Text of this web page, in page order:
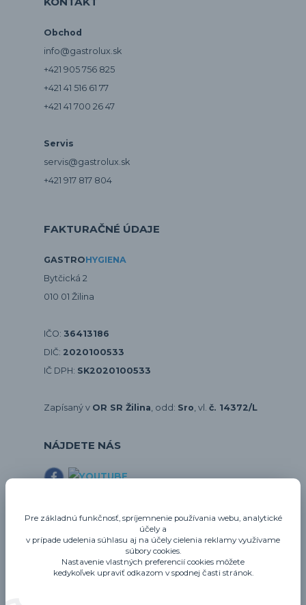
Obchod
info@gastrolux.sk
+421 905 756 825
+421 41 516 61 77
+421 41 700 26 47
Servis
servis@gastrolux.sk
+421 917 817 804
FAKTURAČNÉ ÚDAJE
GASTROHYGIENA
Bytčická 2
010 01 Žilina
IČO: 36413186
DIČ: 2020100533
IČ DPH: SK2020100533
Zapísaný v OR SR Žilina , odd: Sro , vl. č. 14372/L
NÁJDETE NÁS
E-shopy
gastrozariadenie.sk
gastrohygiena.sk
thermo-future-box.sk
Pre základnú funkčnosť, spríjemnenie používania webu, analytické
účely a
v prípade udelenia súhlasu aj na účely cielenia reklamy využívame
súbory cookies.
Nastavenie vlastných preferencií cookies môžete
kedykoľvek upraviť odkazom v spodnej časti stránok.